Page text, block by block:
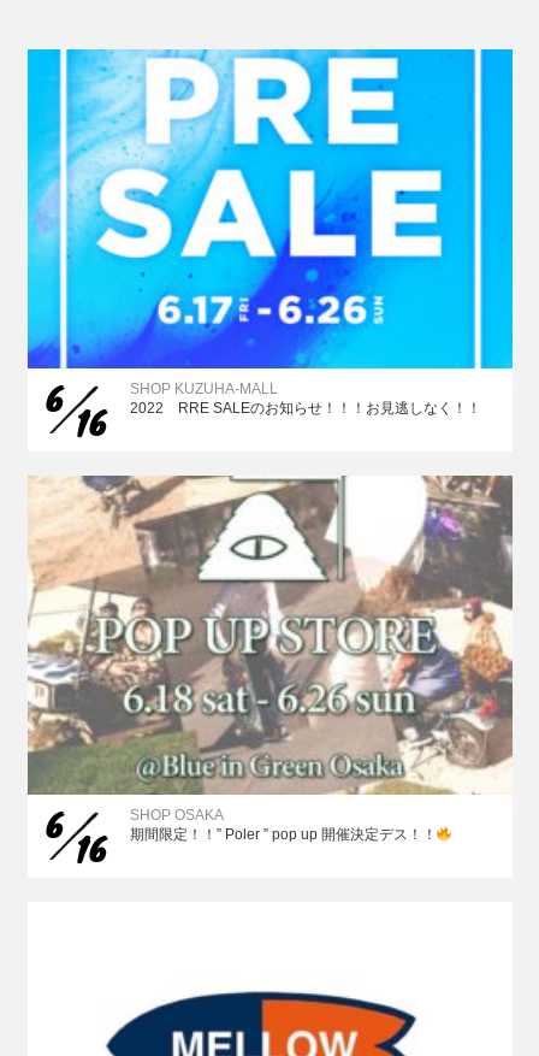
6 16
SHOP KUZUHA-MALL
2022 RRE SALEのお知らせ！！！お見逃しなく！！
6 16
SHOP OSAKA
期間限定！！” Poler ” pop up 開催決定デス！！